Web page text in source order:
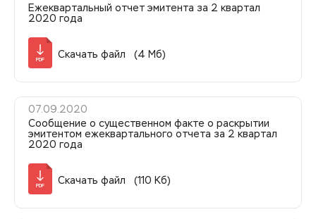
Ежеквартальный отчет эмитента за 2 квартал
2020 года
PDF
Скачать файл (4 Мб)
07.09.2020
Сообщение о существенном факте о раскрытии
эмитентом ежеквартального отчета за 2 квартал
2020 года
PDF
Скачать файл (110 Кб)